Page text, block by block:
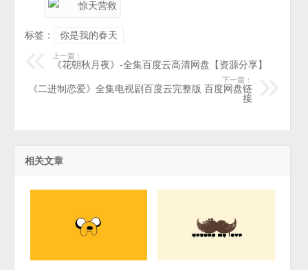
标签： 你是我的春天
上一篇：
《花朝秋月夜》-全集百度云高清网盘【资源分享】
下一篇：
《二进制恋爱》全集电视剧百度云完整版 百度网盘链
接
相关文章